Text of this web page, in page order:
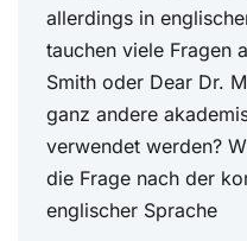
allerdings in
tauchen viele Fragen
Smith oder Dear Dr.
ganz andere
verwendet werden?
die Frage nach der
englischer Sprache